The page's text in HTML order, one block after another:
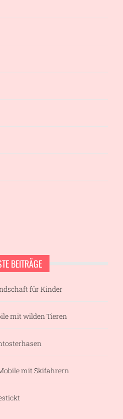
BEITRÄGE
für Kinder
mit wilden Tieren
mit Skifahrern